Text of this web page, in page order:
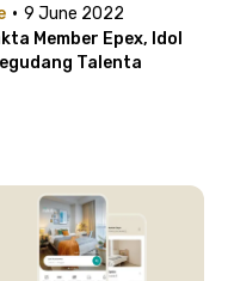
· 9 June 2022
Member Epex, Idol
Talenta